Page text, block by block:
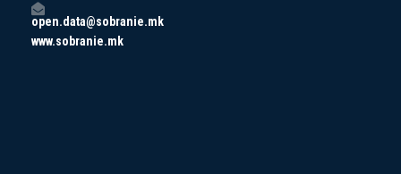
open.data@sobranie.mk
www.sobranie.mk